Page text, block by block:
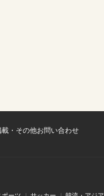
・その他お問い合わせ